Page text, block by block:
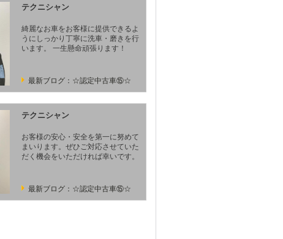
テクニシャン
綺麗なお車をお客様に提供できるよ
うにしっかり丁寧に洗車・磨きを行
います。 一生懸命頑張ります！
最新ブログ：☆認定中古車⑮☆
テクニシャン
お客様の安心・安全を第一に努めて
まいります。ぜひご対応させていた
だく機会をいただければ幸いです。
最新ブログ：☆認定中古車⑮☆